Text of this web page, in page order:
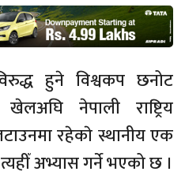
हुने विश्वकप छनोट
खेलअघि नेपाली राष्ट्रिय
रहेकाे स्थानीय एक
अभ्यास गर्ने भएको छ ।